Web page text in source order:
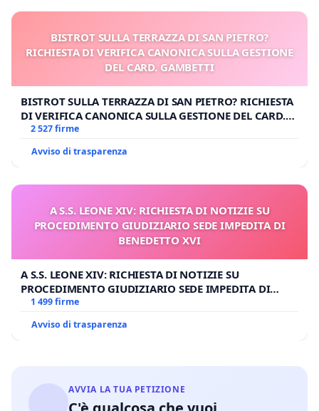
BISTROT SULLA TERRAZZA DI SAN PIETRO?
RICHIESTA DI VERIFICA CANONICA SULLA GESTIONE
DEL CARD. GAMBETTI
BISTROT SULLA TERRAZZA DI SAN PIETRO? RICHIESTA
DI VERIFICA CANONICA SULLA GESTIONE DEL CARD.
GAMBETTI
2 527 firme
Avviso di trasparenza
A S.S. LEONE XIV: RICHIESTA DI NOTIZIE SU
PROCEDIMENTO GIUDIZIARIO SEDE IMPEDITA DI
BENEDETTO XVI
A S.S. LEONE XIV: RICHIESTA DI NOTIZIE SU
PROCEDIMENTO GIUDIZIARIO SEDE IMPEDITA DI
BENEDETTO XVI
1 499 firme
Avviso di trasparenza
AVVIA LA TUA PETIZIONE